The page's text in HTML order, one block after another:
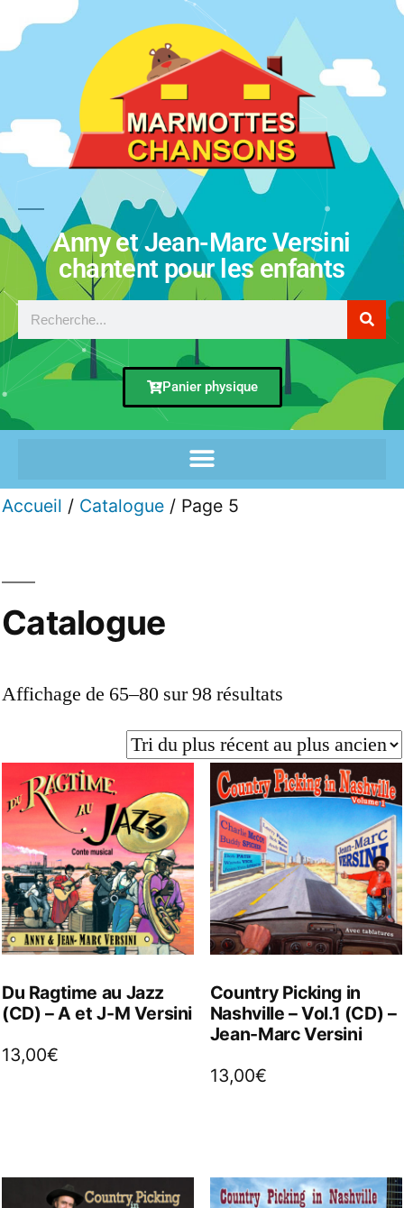
Anny et Jean-Marc Versini
chantent pour les enfants
Panier physique
Accueil / Catalogue / Page 5
Catalogue
Affichage de 65–80 sur 98 résultats
Du Ragtime au Jazz
(CD) – A et J-M Versini
13,00€
Country Picking in
Nashville – Vol.1 (CD) –
Jean-Marc Versini
13,00€